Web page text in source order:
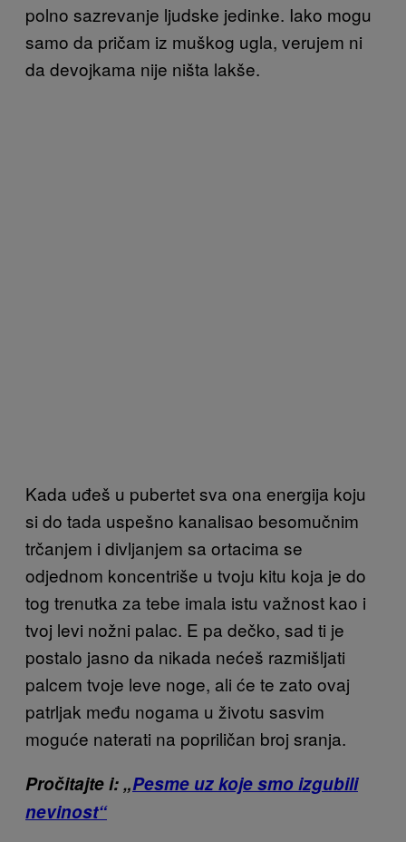
polno sazrevanje ljudske jedinke. Iako mogu
samo da pričam iz muškog ugla, verujem ni
da devojkama nije ništa lakše.
Kada uđeš u pubertet sva ona energija koju
si do tada uspešno kanalisao besomučnim
trčanjem i divljanjem sa ortacima se
odjednom koncentriše u tvoju kitu koja je do
tog trenutka za tebe imala istu važnost kao i
tvoj levi nožni palac. E pa dečko, sad ti je
postalo jasno da nikada nećeš razmišljati
palcem tvoje leve noge, ali će te zato ovaj
patrljak među nogama u životu sasvim
moguće naterati na popriličan broj sranja.
Pročitajte i: „Pesme uz koje smo izgubili
nevinost“